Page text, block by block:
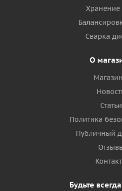
Сварка
О
Статьи
Политика
Публичный
Будьте